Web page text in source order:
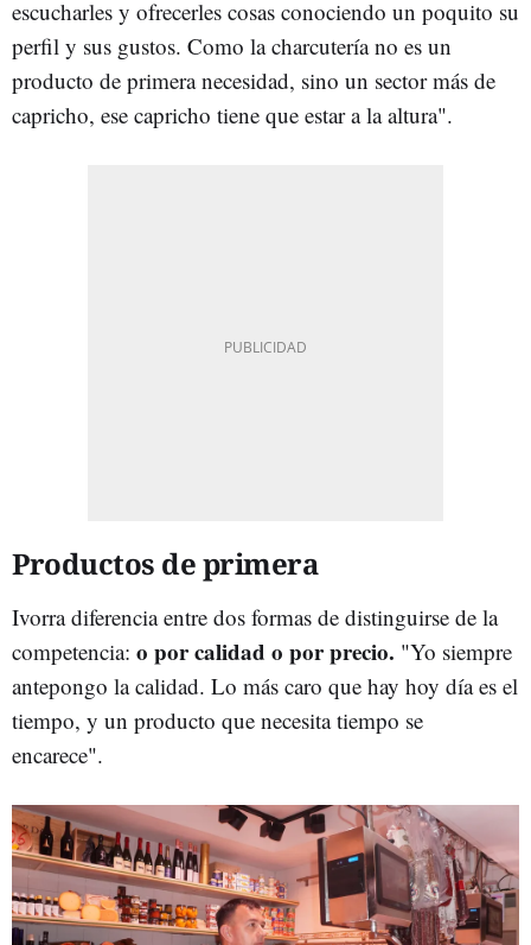
escucharles y ofrecerles cosas conociendo un poquito su
perfil y sus gustos. Como la charcutería no es un
producto de primera necesidad, sino un sector más de
capricho, ese capricho tiene que estar a la altura".
Productos de primera
Ivorra diferencia entre dos formas de distinguirse de la
competencia: o por calidad o por precio. "Yo siempre
antepongo la calidad. Lo más caro que hay hoy día es el
tiempo, y un producto que necesita tiempo se
encarece".